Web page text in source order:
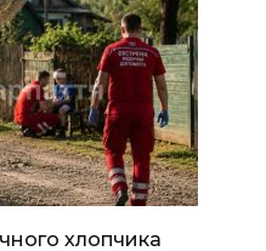
хлопчика